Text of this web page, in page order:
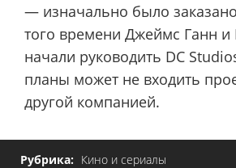
— изначально было
того времени Джеймс Ганн
начали руководить DC
планы может не входить
другой компанией.
Рубрика: Кино и сериалы